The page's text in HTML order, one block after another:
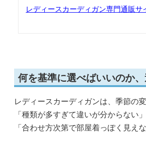
レディースカーディガン専門通販サ
何を基準に選べばいいのか
レディースカーディガンは、季節の
「種類が多すぎて違いが分からない
「合わせ方次第で部屋着っぽく見え